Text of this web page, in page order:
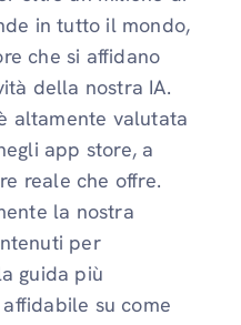
in tutto il mondo,
che si affidano
della nostra IA.
altamente valutata
app store, a
reale che offre.
la nostra
per
guida più
su come